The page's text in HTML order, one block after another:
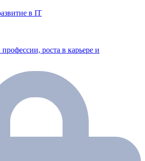
в IT
роста в карьере и